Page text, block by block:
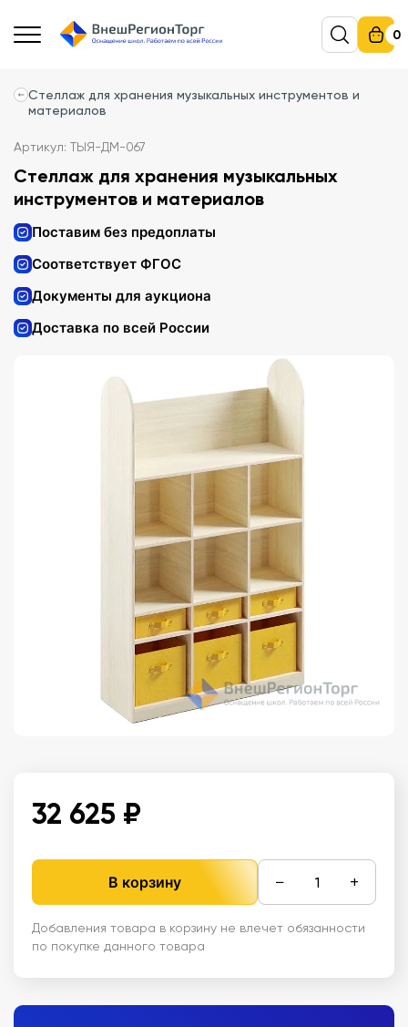
0
Стеллаж для хранения музыкальных инструментов и
материалов
Артикул: ТЫЯ-ДМ-067
Стеллаж для хранения музыкальных
инструментов и материалов
Поставим без предоплаты
Соответствует ФГОС
Документы для аукциона
Доставка по всей России
32 625 ₽
В корзину − +
Добавления товара в корзину не влечет обязанности
по покупке данного товара